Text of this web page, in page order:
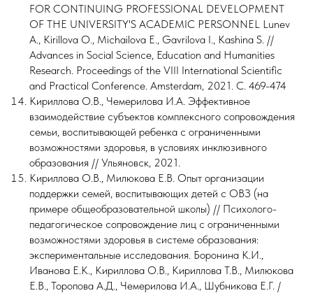
FOR CONTINUING PROFESSIONAL DEVELOPMENT
OF THE UNIVERSITY'S ACADEMIC PERSONNEL Lunev
A., Kirillova O., Miсhailova E., Gavrilova I., Kashina S. //
Advances in Social Science, Education and Humanities
Research. Proceedings of the VIII International Scientific
and Practical Conference. Amsterdam, 2021. С. 469-474
Кириллова О.В., Чемерилова И.А. Эффективное
взаимодействие субъектов комплексного сопровождения
семьи, воспитывающей ребенка с ограниченными
возможностями здоровья, в условиях инклюзивного
образования // Ульяновск, 2021.
Кириллова О.В., Милюкова Е.В. Опыт организации
поддержки семей, воспитывающих детей с ОВЗ (на
примере общеобразовательной школы) // Психолого-
педагогическое сопровождение лиц с ограниченными
возможностями здоровья в системе образования:
экспериментальные исследования. Боронина К.И.,
Иванова Е.К., Кириллова О.В., Кириллова Т.В., Милюкова
Е.В., Торопова А.Д., Чемерилова И.А., Шубникова Е.Г. /